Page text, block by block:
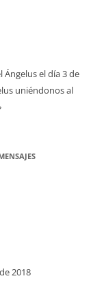
el día 3 de
uniéndonos al
2018